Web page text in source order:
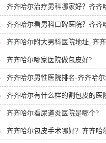
齐齐哈尔治疗男科哪家好？齐齐
附大男科医院口碑好吗
齐齐哈尔看男科口碑医院？齐齐
附大男科医院
齐齐哈尔附大男科医院地址_齐
好的男科医院
齐齐哈尔哪家医院做包皮好?
齐齐哈尔男性医院排名-齐齐哈
列腺炎哪里比较专业
齐齐哈尔有什么样的割包皮的医
齐齐哈尔看尿道炎医院是哪个?
齐齐哈尔包皮手术哪好？齐齐哈